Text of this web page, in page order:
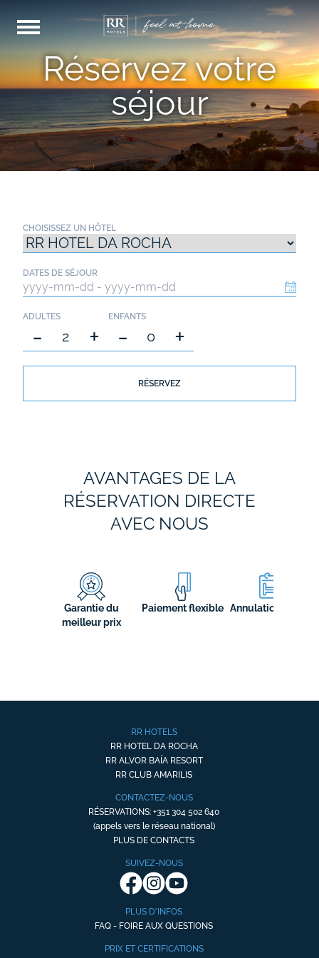
Réservez votre
séjour
CHOISISSEZ UN HÔTEL
DATES DE SÉJOUR
ADULTES
- +
ENFANTS
- +
RÉSERVEZ
AVANTAGES DE LA
RÉSERVATION DIRECTE
AVEC NOUS
Garantie du
meilleur prix
Paiement flexible Annulation flexible
RR HOTELS
RR HOTEL DA ROCHA
RR ALVOR BAÍA RESORT
RR CLUB AMARILIS
CONTACTEZ-NOUS
RÉSERVATIONS: +351 304 502 640
(appels vers le réseau national)
PLUS DE CONTACTS
SUIVEZ-NOUS
PLUS D'INFOS
FAQ - FOIRE AUX QUESTIONS
PRIX ET CERTIFICATIONS